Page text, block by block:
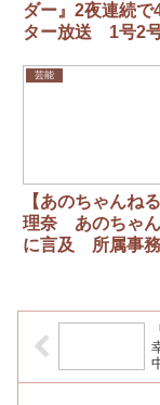
ダー』2夜連続で
ター放送 1号2
芸能
【あのちゃんね
理奈 あのちゃ
に言及 所属事